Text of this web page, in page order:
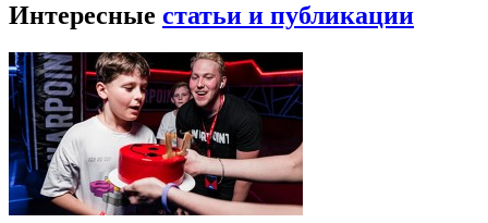
Интересные статьи и публикации